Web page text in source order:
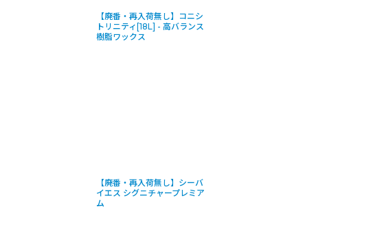
【廃番・再入荷無し】コニシ
トリニティ[18L] - 高バランス
樹脂ワックス
【廃番・再入荷無し】シーバ
イエス シグニチャープレミア
ム